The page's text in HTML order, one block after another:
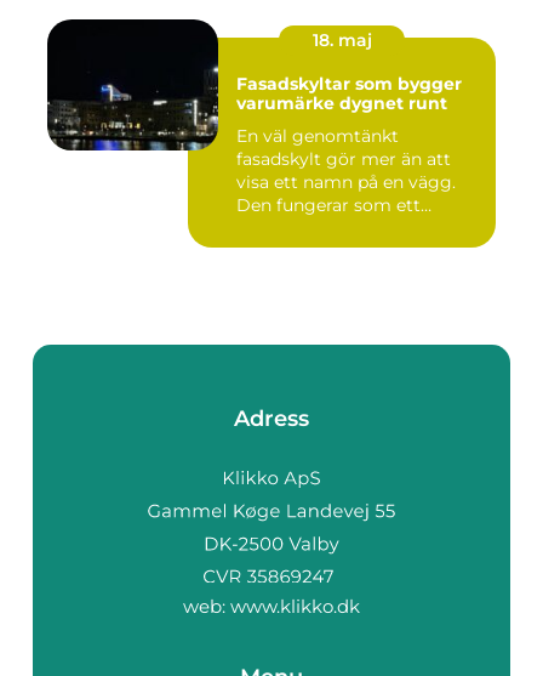
18. maj
Fasadskyltar som bygger
varumärke dygnet runt
En väl genomtänkt
fasadskylt gör mer än att
visa ett namn på en vägg.
Den fungerar som ett
Adress
web: www.klikko.dk